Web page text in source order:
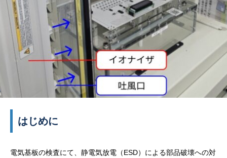
はじめに
電気基板の検査にて、静電気放電（ESD）による部品破壊への対